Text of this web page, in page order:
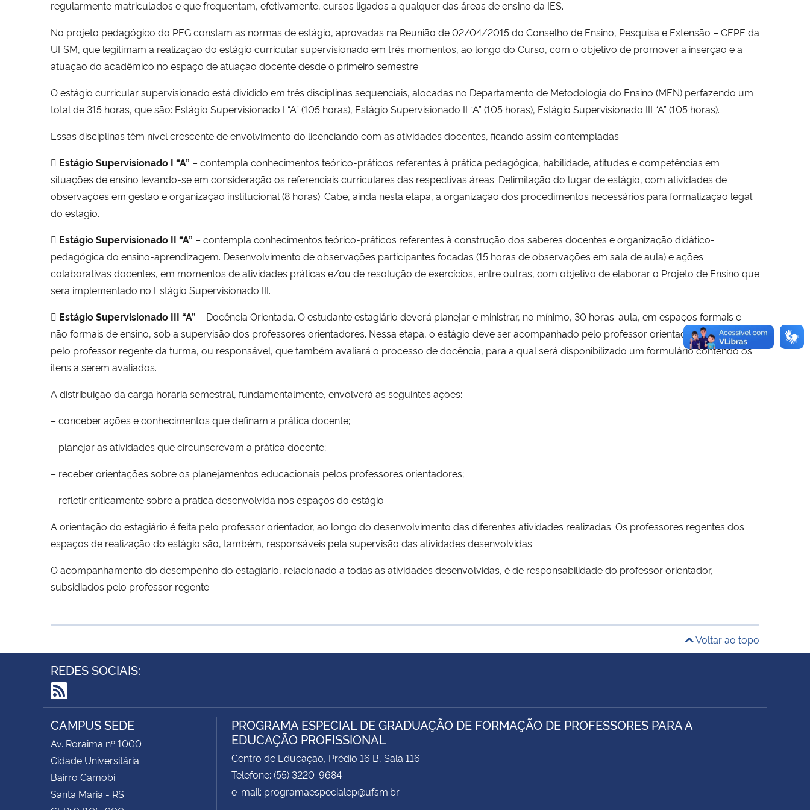
regularmente matriculados e que frequentam, efetivamente, cursos ligados a qualquer das áreas de ensino da IES.
No projeto pedagógico do PEG constam as normas de estágio, aprovadas na Reunião de 02/04/2015 do Conselho de Ensino, Pesquisa e Extensão – CEPE da
UFSM, que legitimam a realização do estágio curricular supervisionado em três momentos, ao longo do Curso, com o objetivo de promover a inserção e a
atuação do acadêmico no espaço de atuação docente desde o primeiro semestre.
O estágio curricular supervisionado está dividido em três disciplinas sequenciais, alocadas no Departamento de Metodologia do Ensino (MEN) perfazendo um
total de 315 horas, que são: Estágio Supervisionado I “A” (105 horas), Estágio Supervisionado II “A” (105 horas), Estágio Supervisionado III “A” (105 horas).
Essas disciplinas têm nível crescente de envolvimento do licenciando com as atividades docentes, ficando assim contempladas:
 Estágio Supervisionado I “A” – contempla conhecimentos teórico-práticos referentes à prática pedagógica, habilidade, atitudes e competências em
situações de ensino levando-se em consideração os referenciais curriculares das respectivas áreas. Delimitação do lugar de estágio, com atividades de
observações em gestão e organização institucional (8 horas). Cabe, ainda nesta etapa, a organização dos procedimentos necessários para formalização legal
do estágio.
 Estágio Supervisionado II “A” – contempla conhecimentos teórico-práticos referentes à construção dos saberes docentes e organização didático-
pedagógica do ensino-aprendizagem. Desenvolvimento de observações participantes focadas (15 horas de observações em sala de aula) e ações
colaborativas docentes, em momentos de atividades práticas e/ou de resolução de exercícios, entre outras, com objetivo de elaborar o Projeto de Ensino que
será implementado no Estágio Supervisionado III.
 Estágio Supervisionado III “A” – Docência Orientada. O estudante estagiário deverá planejar e ministrar, no mínimo, 30 horas-aula, em espaços formais e
não formais de ensino, sob a supervisão dos professores orientadores. Nessa etapa, o estágio deve ser acompanhado pelo professor orientador da UFSM e
pelo professor regente da turma, ou responsável, que também avaliará o processo de docência, para a qual será disponibilizado um formulário contendo os
itens a serem avaliados.
A distribuição da carga horária semestral, fundamentalmente, envolverá as seguintes ações:
– conceber ações e conhecimentos que definam a prática docente;
– planejar as atividades que circunscrevam a prática docente;
– receber orientações sobre os planejamentos educacionais pelos professores orientadores;
– refletir criticamente sobre a prática desenvolvida nos espaços do estágio.
A orientação do estagiário é feita pelo professor orientador, ao longo do desenvolvimento das diferentes atividades realizadas. Os professores regentes dos
espaços de realização do estágio são, também, responsáveis pela supervisão das atividades desenvolvidas.
O acompanhamento do desempenho do estagiário, relacionado a todas as atividades desenvolvidas, é de responsabilidade do professor orientador,
subsidiados pelo professor regente.
Voltar ao topo
REDES SOCIAIS:
RSS
CAMPUS SEDE
Av. Roraima nº 1000
Cidade Universitária
Bairro Camobi
Santa Maria - RS
PROGRAMA ESPECIAL DE GRADUAÇÃO DE FORMAÇÃO DE PROFESSORES PARA A
EDUCAÇÃO PROFISSIONAL
Centro de Educação, Prédio 16 B, Sala 116
Telefone: (55) 3220-9684
e-mail: programaespecialep@ufsm.br